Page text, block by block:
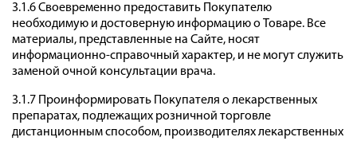
3.1.6 Своевременно предоставить Покупателю
необходимую и достоверную информацию о Товаре. Все
материалы, представленные на Сайте, носят
информационно-справочный характер, и не могут служить
заменой очной консультации врача.
3.1.7 Проинформировать Покупателя о лекарственных
препаратах, подлежащих розничной торговле
дистанционным способом, производителях лекарственных